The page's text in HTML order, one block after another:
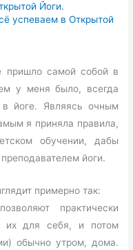
Йоги.
успеваем в Открытой
пришло самой собой в
у меня было, всегда
йоге. Являясь очным
я приняла правила,
обучении, дабы
йоги.
примерно так:
практически
их для себя, и потом
обычно утром, дома.